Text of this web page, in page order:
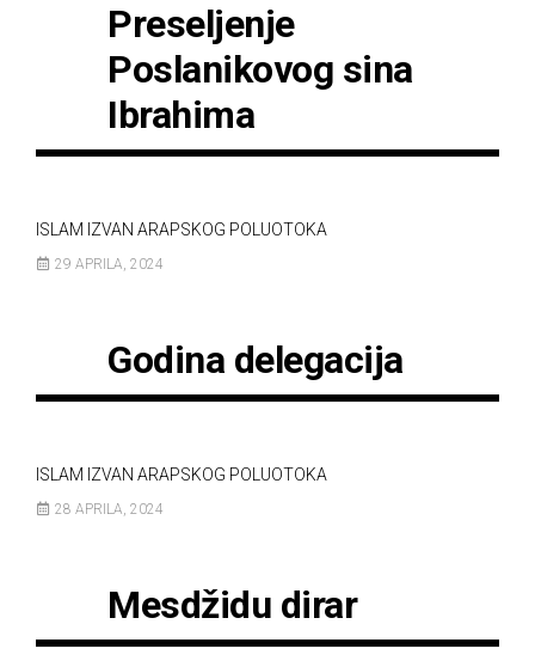
Preseljenje
Poslanikovog sina
Ibrahima
ISLAM IZVAN ARAPSKOG POLUOTOKA
29 APRILA, 2024
Godina delegacija
ISLAM IZVAN ARAPSKOG POLUOTOKA
28 APRILA, 2024
Mesdžidu dirar